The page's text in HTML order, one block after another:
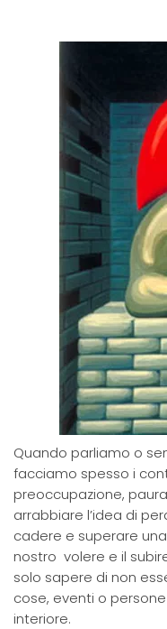
Quando parliamo o
facciamo spesso i
preoccupazione,
arrabbiare l’idea di
cadere e superare
nostro volere e il
solo sapere di non
cose, eventi o
interiore.